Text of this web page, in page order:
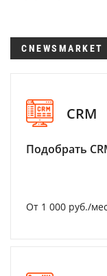
CNEWSMARKET
CRM
Подобрать
От 1 000 руб./